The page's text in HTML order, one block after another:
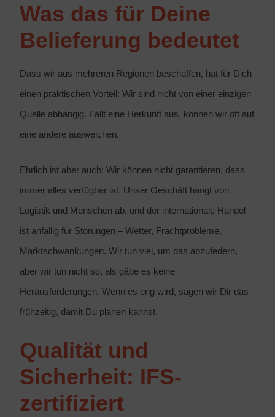
Was das für Deine
Belieferung bedeutet
Dass wir aus mehreren Regionen beschaffen, hat für Dich
einen praktischen Vorteil: Wir sind nicht von einer einzigen
Quelle abhängig. Fällt eine Herkunft aus, können wir oft auf
eine andere ausweichen.
Ehrlich ist aber auch: Wir können nicht garantieren, dass
immer alles verfügbar ist. Unser Geschäft hängt von
Logistik und Menschen ab, und der internationale Handel
ist anfällig für Störungen – Wetter, Frachtprobleme,
Marktschwankungen. Wir tun viel, um das abzufedern,
aber wir tun nicht so, als gäbe es keine
Herausforderungen. Wenn es eng wird, sagen wir Dir das
frühzeitig, damit Du planen kannst.
Qualität und
Sicherheit: IFS-
zertifiziert